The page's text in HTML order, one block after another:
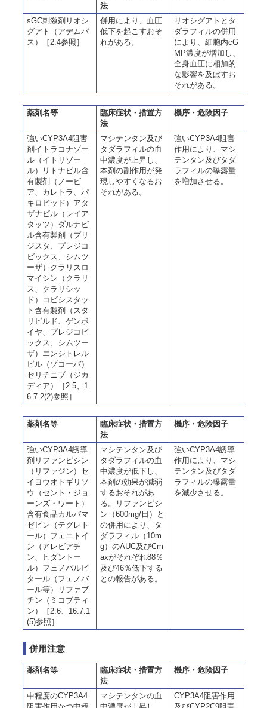
法
sGC刺激剤リオシ
グアト（アデムパ
ス）［2.4参照］
併用により、血圧
低下を起こすおそ
れがある。
リオシグアトとタ
ダラフィルの併用
により、細胞内cG
MP濃度が増加し、
全身血圧に相加的
な影響を及ぼすお
それがある。
薬剤名等
臨床症状・措置方
法
機序・危険因子
強いCYP3A4阻害
剤イトラコナゾー
ル（イトリゾー
ル）リトナビル含
有製剤（ノービ
ア、カレトラ、パ
キロビッド）アタ
ザナビル（レイア
タッツ）ダルナビ
ル含有製剤（プリ
ジスタ、プレジコ
ビックス、シムツ
ーザ）クラリスロ
マイシン（クラリ
ス、クラリシッ
ド）コビシスタッ
ト含有製剤（スタ
リビルド、ゲンボ
イヤ、プレジコビ
ックス、シムツー
ザ）エンシトレル
ビル（ゾコーバ）
セリチニブ（ジカ
ディア）［2.5、1
6.7.2(2)参照］
マシテンタン及び
タダラフィルの血
中濃度が上昇し、
本剤の副作用が発
現しやすくなるお
それがある。
強いCYP3A4阻害
作用により、マシ
テンタン及びタダ
ラフィルの曝露量
を増加させる。
薬剤名等
臨床症状・措置方
法
機序・危険因子
強いCYP3A4誘導
剤リファンピシン
（リファジン）セ
イヨウオトギリソ
ウ（セント・ジョ
ーンズ・ワート）
含有食品カルバマ
ゼピン（テグレト
ール）フェニトイ
ン（アレビアチ
ン、ヒダントー
ル）フェノバルビ
タール（フェノバ
ール等）リファブ
チン（ミコブティ
ン）［2.6、16.7.1
(5)参照］
マシテンタン及び
タダラフィルの血
中濃度が低下し、
本剤の効果が減弱
するおそれがあ
る。リファンピシ
ン（600mg/日）と
の併用により、タ
ダラフィル（10m
g）のAUC及びCm
axがそれぞれ88％
及び46％低下する
との報告がある。
強いCYP3A4誘導
作用により、マシ
テンタン及びタダ
ラフィルの曝露量
を減少させる。
併用注意
薬剤名等
臨床症状・措置方
法
機序・危険因子
中程度のCYP3A4
マシテンタンの血
CYP3A4阻害作用